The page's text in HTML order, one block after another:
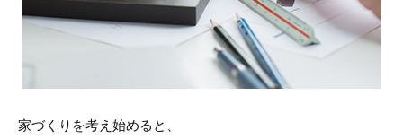
家づくりを考え始めると、